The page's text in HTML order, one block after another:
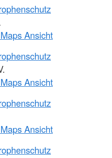
Ansicht
Ansicht
Ansicht